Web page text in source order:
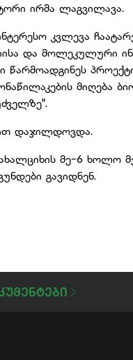
ირმა ლაგვილავა.
კვლევა
და მოლეკულური
წარმოადგინეს
მიღება
დაჯილდოვდა.
მე-6 ხოლო
გავიდნენ.